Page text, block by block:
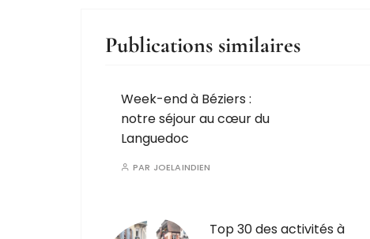
Publications similaires
Week-end à Béziers :
notre séjour au cœur du
Languedoc
PAR JOELAINDIEN
Top 30 des activités à